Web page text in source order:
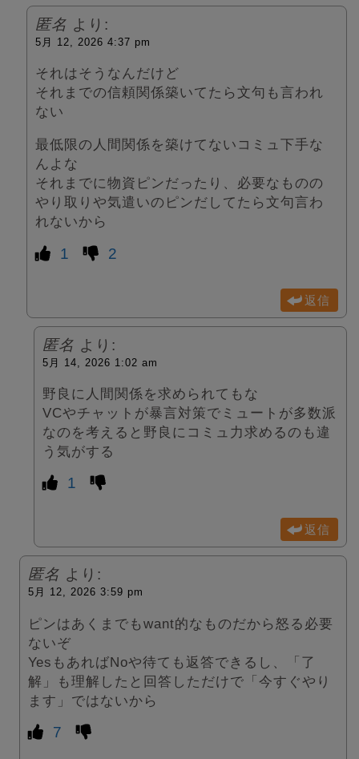
匿名 より:
5月 12, 2026 4:37 pm
それはそうなんだけど
それまでの信頼関係築いてたら文句も言われ
ない
最低限の人間関係を築けてないコミュ下手な
んよな
それまでに物資ピンだったり、必要なものの
やり取りや気遣いのピンだしてたら文句言わ
れないから
1 2
返信
匿名 より:
5月 14, 2026 1:02 am
野良に人間関係を求められてもな
VCやチャットが暴言対策でミュートが多数派
なのを考えると野良にコミュ力求めるのも違
う気がする
1
返信
匿名 より:
5月 12, 2026 3:59 pm
ピンはあくまでもwant的なものだから怒る必要
ないぞ
YesもあればNoや待ても返答できるし、「了
解」も理解したと回答しただけで「今すぐやり
ます」ではないから
7